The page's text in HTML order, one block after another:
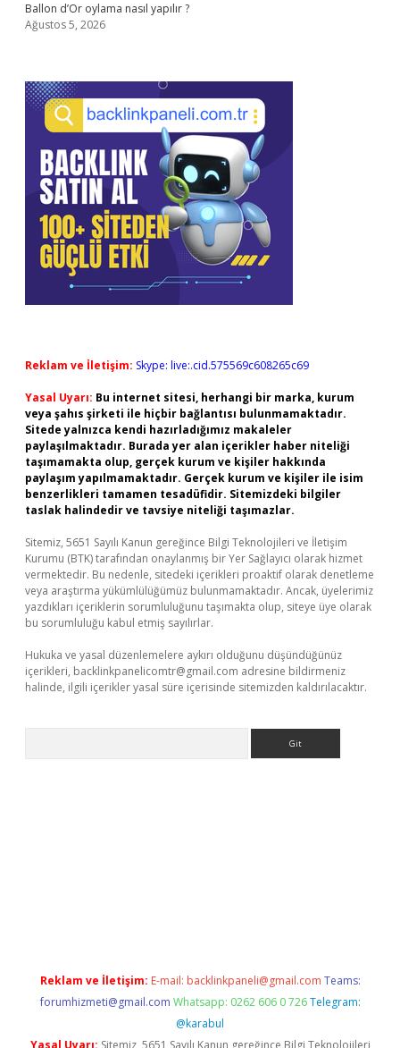
Ballon d’Or oylama nasıl yapılır ?
Ağustos 5, 2026
Reklam ve İletişim: Skype: live:.cid.575569c608265c69
Yasal Uyarı: Bu internet sitesi, herhangi bir marka, kurum
veya şahıs şirketi ile hiçbir bağlantısı bulunmamaktadır.
Sitede yalnızca kendi hazırladığımız makaleler
paylaşılmaktadır. Burada yer alan içerikler haber niteliği
taşımamakta olup, gerçek kurum ve kişiler hakkında
paylaşım yapılmamaktadır. Gerçek kurum ve kişiler ile isim
benzerlikleri tamamen tesadüfidir. Sitemizdeki bilgiler
taslak halindedir ve tavsiye niteliği taşımazlar.
Sitemiz, 5651 Sayılı Kanun gereğince Bilgi Teknolojileri ve İletişim
Kurumu (BTK) tarafından onaylanmış bir Yer Sağlayıcı olarak hizmet
vermektedir. Bu nedenle, sitedeki içerikleri proaktif olarak denetleme
veya araştırma yükümlülüğümüz bulunmamaktadır. Ancak, üyelerimiz
yazdıkları içeriklerin sorumluluğunu taşımakta olup, siteye üye olarak
bu sorumluluğu kabul etmiş sayılırlar.
Hukuka ve yasal düzenlemelere aykırı olduğunu düşündüğünüz
içerikleri, backlinkpanelicomtr@gmail.com adresine bildirmeniz
halinde, ilgili içerikler yasal süre içerisinde sitemizden kaldırılacaktır.
Reklam ve İletişim: E-mail: backlinkpaneli@gmail.com Teams:
forumhizmeti@gmail.com Whatsapp: 0262 606 0 726 Telegram:
@karabul
Yasal Uyarı: Sitemiz, 5651 Sayılı Kanun gereğince Bilgi Teknolojileri